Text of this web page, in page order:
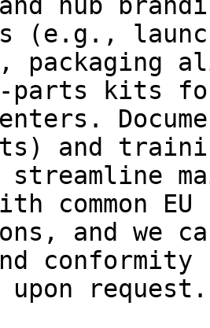
hub
(e.g.,
packaging
parts kits
and
streamline
common EU
and we
conformity
upon request.